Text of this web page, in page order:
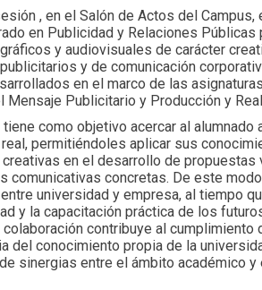
, en el Salón de Actos del
en Publicidad y Relaciones Públicas
y audiovisuales de carácter
y de comunicación
en el marco de las
Mensaje Publicitario y Producción y
tiene como objetivo acercar al alumnado
permitiéndoles aplicar sus
en el desarrollo de propuestas
comunicativas concretas. De este
entre universidad y empresa, al tiempo
y la capacitación práctica de los
colaboración contribuye al cumplimiento
del conocimiento propia de la
sinergias entre el ámbito académico